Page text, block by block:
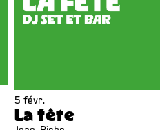
5 févr.
La fête